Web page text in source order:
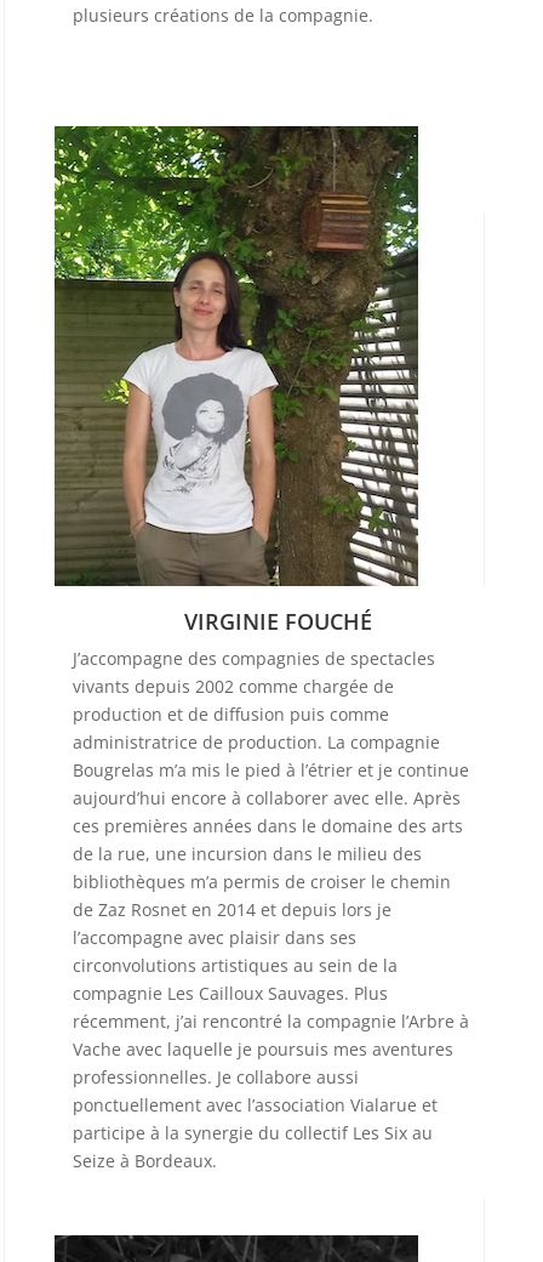
plusieurs créations de la compagnie.
VIRGINIE FOUCHÉ
J’accompagne des compagnies de spectacles
vivants depuis 2002 comme chargée de
production et de diffusion puis comme
administratrice de production. La compagnie
Bougrelas m’a mis le pied à l’étrier et je continue
aujourd’hui encore à collaborer avec elle. Après
ces premières années dans le domaine des arts
de la rue, une incursion dans le milieu des
bibliothèques m’a permis de croiser le chemin
de Zaz Rosnet en 2014 et depuis lors je
l’accompagne avec plaisir dans ses
circonvolutions artistiques au sein de la
compagnie Les Cailloux Sauvages. Plus
récemment, j’ai rencontré la compagnie l’Arbre à
Vache avec laquelle je poursuis mes aventures
professionnelles. Je collabore aussi
ponctuellement avec l’association Vialarue et
participe à la synergie du collectif Les Six au
Seize à Bordeaux.